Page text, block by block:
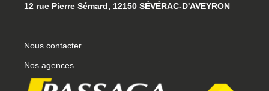
12 rue Pierre Sémard, 12150 SÉVÉRAC-D'AVEYRON
Nous contacter
Nos agences